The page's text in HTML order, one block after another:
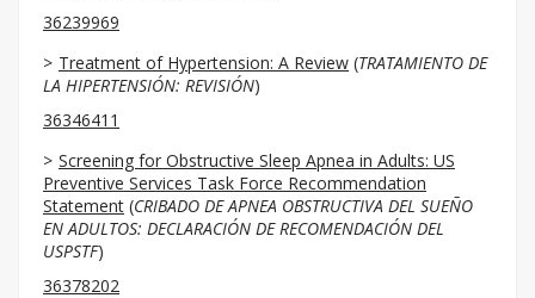
36239969
Treatment of Hypertension: A Review (TRATAMIENTO DE
LA HIPERTENSIÓN: REVISIÓN)
36346411
Screening for Obstructive Sleep Apnea in Adults: US
Preventive Services Task Force Recommendation
Statement (CRIBADO DE APNEA OBSTRUCTIVA DEL SUEÑO
EN ADULTOS: DECLARACIÓN DE RECOMENDACIÓN DEL
USPSTF)
36378202